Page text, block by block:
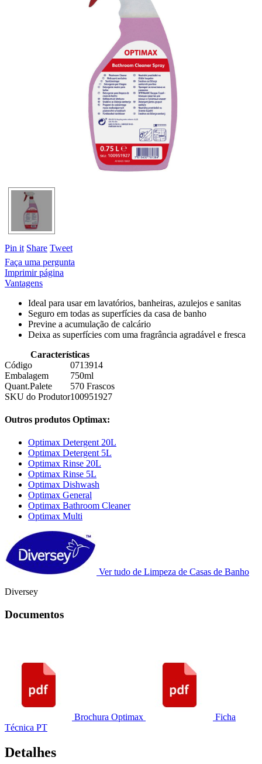
Pin it Share Tweet
Faça uma pergunta
Imprimir página
Vantagens
Ideal para usar em lavatórios, banheiras, azulejos e sanitas
Seguro em todas as superfícies da casa de banho
Previne a acumulação de calcário
Deixa as superfícies com uma fragrância agradável e fresca
Características
Código
0713914
Embalagem
750ml
Quant.Palete
570 Frascos
SKU do Produtor100951927
Outros produtos Optimax:
Optimax Detergent 20L
Optimax Detergent 5L
Optimax Rinse 20L
Optimax Rinse 5L
Optimax Dishwash
Optimax General
Optimax Bathroom Cleaner
Optimax Multi
Ver tudo de Limpeza de Casas de Banho
Diversey
Documentos
Brochura Optimax
Ficha
Técnica PT
Detalhes